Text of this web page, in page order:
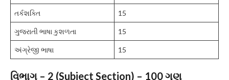
તર્કશક્તિ 15
ગુજરાતી ભાષા કુશળતા 15
અંગ્રેજી ભાષા 15
વિભાગ – 2 (Subject Section) – 100 ગુણ